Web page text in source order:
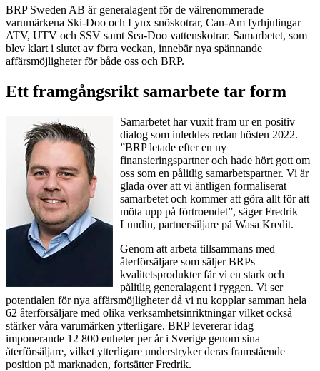
BRP Sweden AB är generalagent för de välrenommerade
varumärkena Ski-Doo och Lynx snöskotrar, Can-Am fyrhjulingar
ATV, UTV och SSV samt Sea-Doo vattenskotrar. Samarbetet, som
blev klart i slutet av förra veckan, innebär nya spännande
affärsmöjligheter för både oss och BRP.
Ett framgångsrikt samarbete tar form
Samarbetet har vuxit fram ur en positiv
dialog som inleddes redan hösten 2022.
”BRP letade efter en ny
finansieringspartner och hade hört gott om
oss som en pålitlig samarbetspartner. Vi är
glada över att vi äntligen formaliserat
samarbetet och kommer att göra allt för att
möta upp på förtroendet”, säger Fredrik
Lundin, partnersäljare på Wasa Kredit.
Genom att arbeta tillsammans med
återförsäljare som säljer BRPs
kvalitetsprodukter får vi en stark och
pålitlig generalagent i ryggen. Vi ser
potentialen för nya affärsmöjligheter då vi nu kopplar samman hela
62 återförsäljare med olika verksamhetsinriktningar vilket också
stärker våra varumärken ytterligare. BRP levererar idag
imponerande 12 800 enheter per år i Sverige genom sina
återförsäljare, vilket ytterligare understryker deras framstående
position på marknaden, fortsätter Fredrik.